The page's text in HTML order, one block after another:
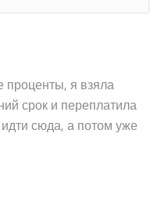
проценты, я взяла
срок и переплатила
сюда, а потом уже